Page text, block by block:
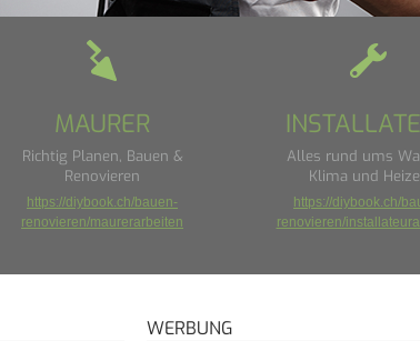
MAURER
Richtig Planen, Bauen &
Renovieren
https://diybook.ch/bauen-
renovieren/maurerarbeiten
Alles rund ums
Klima und
https://diybook.ch/
renovieren/
WERBUNG